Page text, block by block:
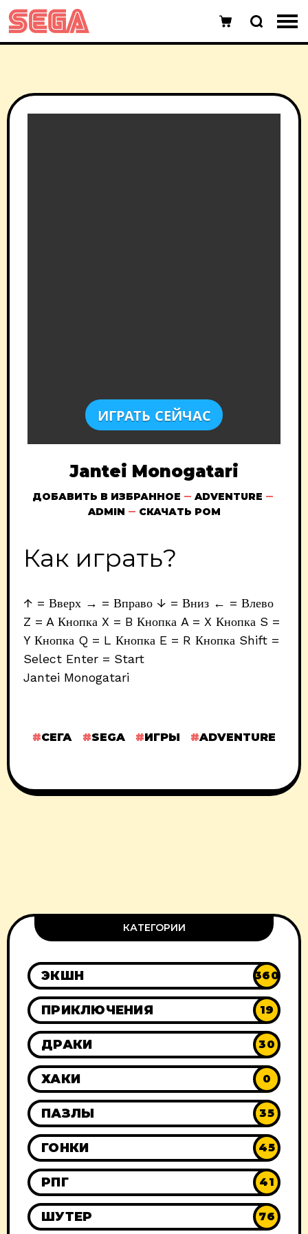
ИГРАТЬ СЕЙЧАС
Jantei Monogatari
ДОБАВИТЬ В ИЗБРАННОЕ
ADVENTURE
ADMIN
СКАЧАТЬ РОМ
Как играть?
↑ = Вверх → = Вправо ↓ = Вниз ← = Влево
Z = A Кнопка X = B Кнопка A = X Кнопка S =
Y Кнопка Q = L Кнопка E = R Кнопка Shift =
Select Enter = Start
Jantei Monogatari
СЕГА SEGA ИГРЫ ADVENTURE
КАТЕГОРИИ
ЭКШН 360
ПРИКЛЮЧЕНИЯ 19
ДРАКИ 30
ХАКИ 0
ПАЗЛЫ 35
ГОНКИ 45
РПГ 41
ШУТЕР 76